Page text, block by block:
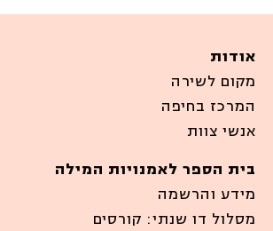
אודות
מקום לשירה
המרכז בחיפה
אנשי צוות
בית הספר לאמנויות המילה
מידע והרשמה
מסלול דו שנתי: קורסים